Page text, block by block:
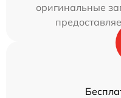
оригинальные